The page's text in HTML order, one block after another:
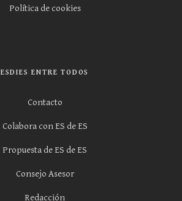
Política de cookies
ESDIES ENTRE TODOS
Contacto
Colabora con ES de ES
Propuesta de ES de ES
Consejo Asesor
Redacción